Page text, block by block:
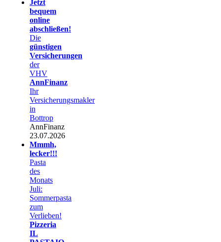
Jetzt
bequem
online
abschließen!
Die
günstigen
Versicherungen
der
VHV
AnnFinanz
Ihr
Versicherungsmakler
in
Bottrop
AnnFinanz
23.07.2026
Mmmh,
lecker!!!
Pasta
des
Monats
Juli:
Sommerpasta
zum
Verlieben!
Pizzeria
IL